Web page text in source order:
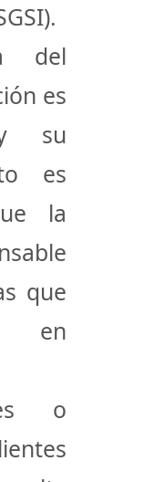
del
es
su
es
la
que
en
o